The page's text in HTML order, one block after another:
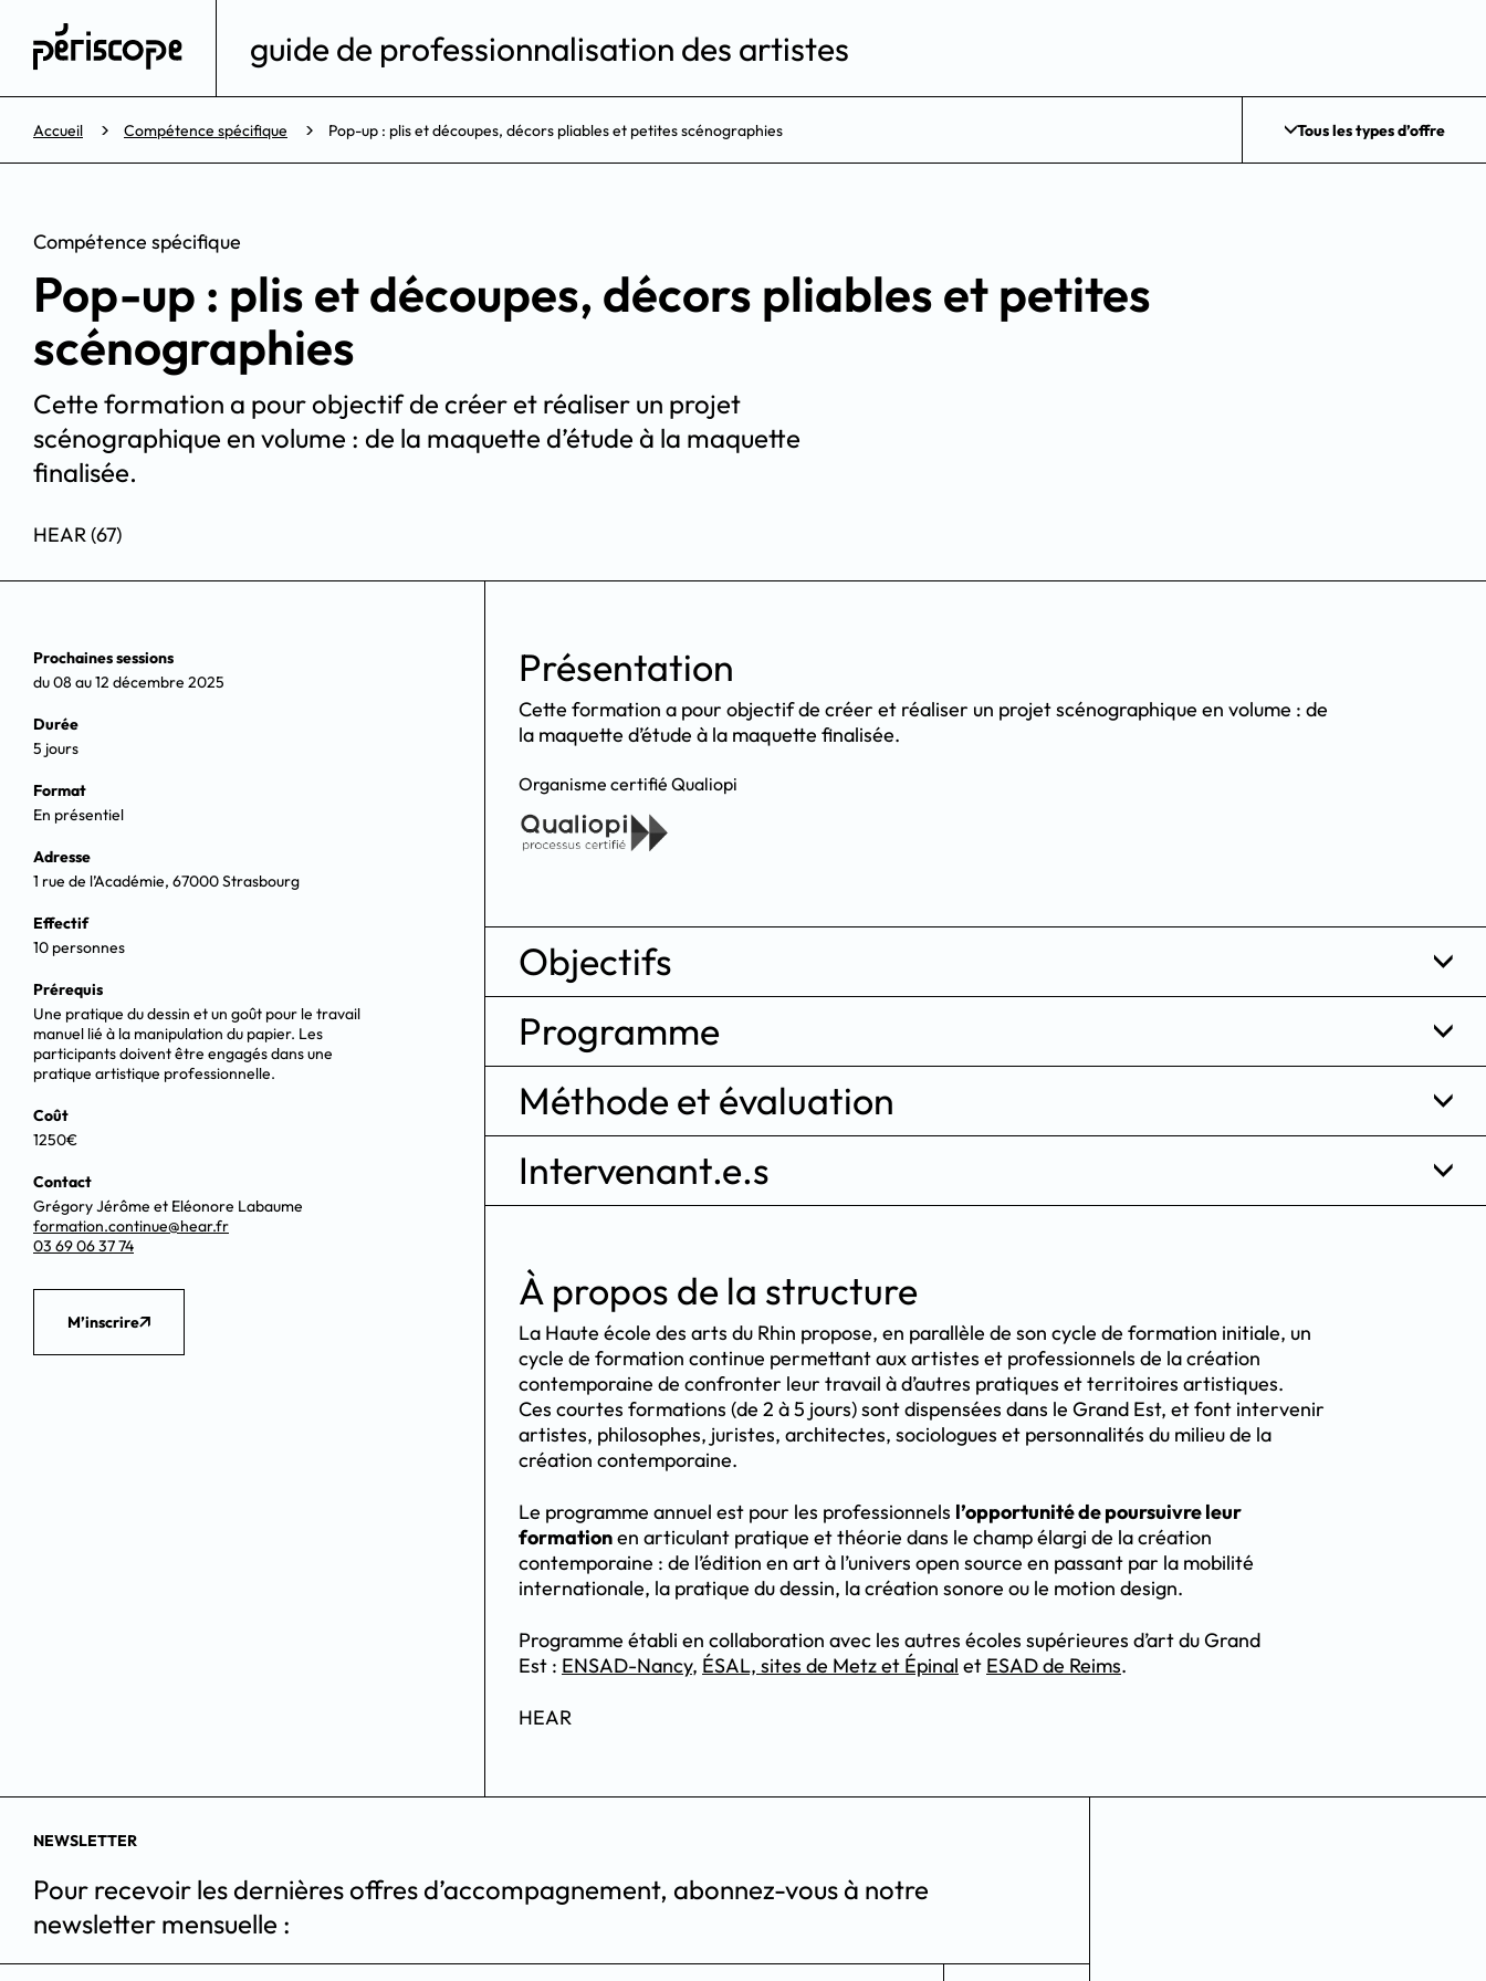
guide de professionnalisation des artistes
Accueil Compétence spécifique Pop-up : plis et découpes, décors pliables et petites scénographies Tous les types d’offre
Compétence spécifique
Pop-up : plis et découpes, décors pliables et petites
scénographies
Cette formation a pour objectif de créer et réaliser un projet
scénographique en volume : de la maquette d’étude à la maquette
finalisée.
HEAR (67)
Prochaines sessions
du 08 au 12 décembre 2025
Durée
5 jours
Format
En présentiel
Adresse
1 rue de l’Académie, 67000 Strasbourg
Effectif
10 personnes
Prérequis
Une pratique du dessin et un goût pour le travail
manuel lié à la manipulation du papier. Les
participants doivent être engagés dans une
pratique artistique professionnelle.
Coût
1250€
Contact
Grégory Jérôme et Eléonore Labaume
formation.continue@hear.fr
03 69 06 37 74
M’inscrire
Présentation
Cette formation a pour objectif de créer et réaliser un projet scénographique en volume : de
la maquette d’étude à la maquette finalisée.
Organisme certifié Qualiopi
Objectifs
Programme
Méthode et évaluation
Intervenant.e.s
À propos de la structure
La Haute école des arts du Rhin propose, en parallèle de son cycle de formation initiale, un
cycle de formation continue permettant aux artistes et professionnels de la création
contemporaine de confronter leur travail à d’autres pratiques et territoires artistiques.
Ces courtes formations (de 2 à 5 jours) sont dispensées dans le Grand Est, et font intervenir
artistes, philosophes, juristes, architectes, sociologues et personnalités du milieu de la
création contemporaine.
Le programme annuel est pour les professionnels l’opportunité de poursuivre leur
formationen articulant pratique et théorie dans le champ élargi de la création
contemporaine : de l’édition en art à l’univers open source en passant par la mobilité
internationale, la pratique du dessin, la création sonore ou le motion design.
Programme établi en collaboration avec les autres écoles supérieures d’art du Grand
Est : ENSAD-Nancy, ÉSAL, sites de Metz et Épinal et ESAD de Reims.
HEAR
NEWSLETTER
Pour recevoir les dernières offres d’accompagnement, abonnez-vous à notre
newsletter mensuelle :